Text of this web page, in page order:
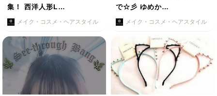
集！ 西洋人形L…
メイク・コスメ・ヘアスタイル
で☆彡 ゆめか…
メイク・コスメ・ヘアスタイル